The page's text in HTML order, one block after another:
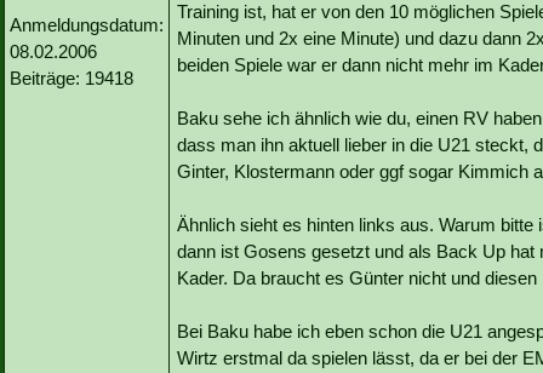
Anmeldungsdatum:
08.02.2006
Beiträge: 19418
Training ist, hat er von den 10 möglichen
Minuten und 2x eine Minute) und dazu dann
beiden Spiele war er dann nicht mehr im
Baku sehe ich ähnlich wie du, einen RV
dass man ihn aktuell lieber in die U21 steckt,
Ginter, Klostermann oder ggf sogar Kimmich
Ähnlich sieht es hinten links aus. Warum
dann ist Gosens gesetzt und als Back Up
Kader. Da braucht es Günter nicht und
Bei Baku habe ich eben schon die U21
Wirtz erstmal da spielen lässt, da er bei der